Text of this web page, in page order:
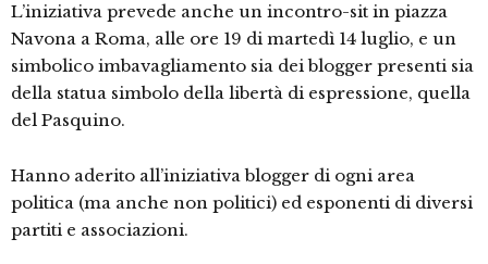
L’iniziativa prevede anche un incontro-sit in piazza
Navona a Roma, alle ore 19 di martedì 14 luglio, e un
simbolico imbavagliamento sia dei blogger presenti sia
della statua simbolo della libertà di espressione, quella
del Pasquino.
Hanno aderito all’iniziativa blogger di ogni area
politica (ma anche non politici) ed esponenti di diversi
partiti e associazioni.